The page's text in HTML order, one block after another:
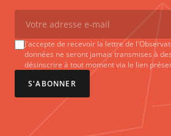
J'accepte de recevoir la lettre de
données ne seront jamais transmises à
désinscrire à tout moment via le lien
S'ABONNER